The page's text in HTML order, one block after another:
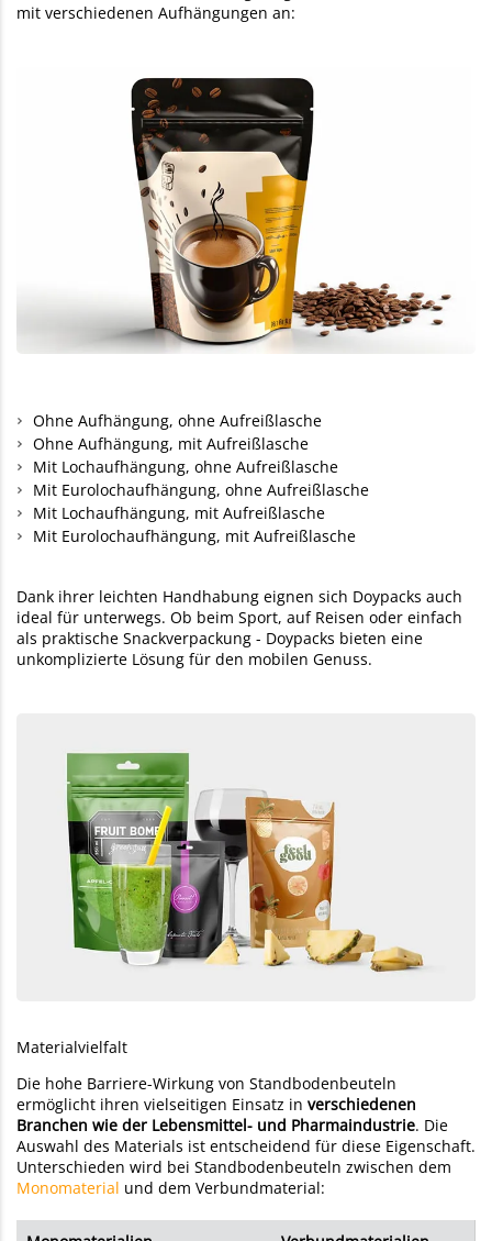
mit verschiedenen Aufhängungen an:
Ohne Aufhängung, ohne Aufreißlasche
Ohne Aufhängung, mit Aufreißlasche
Mit Lochaufhängung, ohne Aufreißlasche
Mit Eurolochaufhängung, ohne Aufreißlasche
Mit Lochaufhängung, mit Aufreißlasche
Mit Eurolochaufhängung, mit Aufreißlasche
Dank ihrer leichten Handhabung eignen sich Doypacks auch
ideal für unterwegs. Ob beim Sport, auf Reisen oder einfach
als praktische Snackverpackung - Doypacks bieten eine
unkomplizierte Lösung für den mobilen Genuss.
Materialvielfalt
Die hohe Barriere-Wirkung von Standbodenbeuteln
ermöglicht ihren vielseitigen Einsatz in verschiedenen
Branchen wie der Lebensmittel- und Pharmaindustrie. Die
Auswahl des Materials ist entscheidend für diese Eigenschaft.
Unterschieden wird bei Standbodenbeuteln zwischen dem
Monomaterial und dem Verbundmaterial: